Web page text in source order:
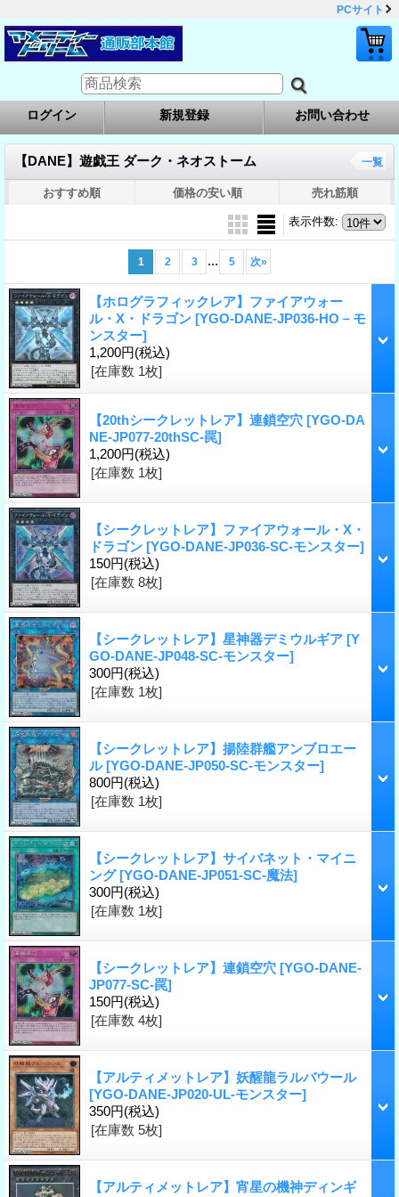
PCサイト
ログイン 新規登録 お問い合わせ
【DANE】遊戯王 ダーク・ネオストーム 一覧
おすすめ順 価格の安い順 売れ筋順
表示件数:
1 2 3 ... 5 次»
【ホログラフィックレア】ファイアウォー
ル・X・ドラゴン [YGO-DANE-JP036-HO－モ
ンスター]
1,200円(税込)
[在庫数 1枚]
【20thシークレットレア】連鎖空穴 [YGO-DA
NE-JP077-20thSC-罠]
1,200円(税込)
[在庫数 1枚]
【シークレットレア】ファイアウォール・X・
ドラゴン [YGO-DANE-JP036-SC-モンスター]
150円(税込)
[在庫数 8枚]
【シークレットレア】星神器デミウルギア [Y
GO-DANE-JP048-SC-モンスター]
300円(税込)
[在庫数 1枚]
【シークレットレア】揚陸群艦アンブロエー
ル[YGO-DANE-JP050-SC-モンスター]
800円(税込)
[在庫数 1枚]
【シークレットレア】サイバネット・マイニ
ング[YGO-DANE-JP051-SC-魔法]
300円(税込)
[在庫数 1枚]
【シークレットレア】連鎖空穴 [YGO-DANE-
JP077-SC-罠]
150円(税込)
[在庫数 4枚]
【アルティメットレア】妖醒龍ラルバウール
[YGO-DANE-JP020-UL-モンスター]
350円(税込)
[在庫数 5枚]
【アルティメットレア】宵星の機神ディンギ